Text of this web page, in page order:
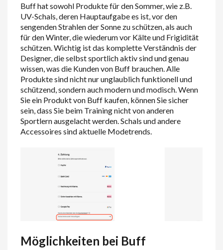
Buff hat sowohl Produkte für den Sommer, wie z.B.
UV-Schals, deren Hauptaufgabe es ist, vor den
sengenden Strahlen der Sonne zu schützen, als auch
für den Winter, die wiederum vor Kälte und Frigidität
schützen. Wichtig ist das komplette Verständnis der
Designer, die selbst sportlich aktiv sind und genau
wissen, was die Kunden von Buff brauchen. Alle
Produkte sind nicht nur unglaublich funktionell und
schützend, sondern auch modern und modisch. Wenn
Sie ein Produkt von Buff kaufen, können Sie sicher
sein, dass Sie beim Training nicht von anderen
Sportlern ausgelacht werden. Schals und andere
Accessoires sind aktuelle Modetrends.
Möglichkeiten bei Buff